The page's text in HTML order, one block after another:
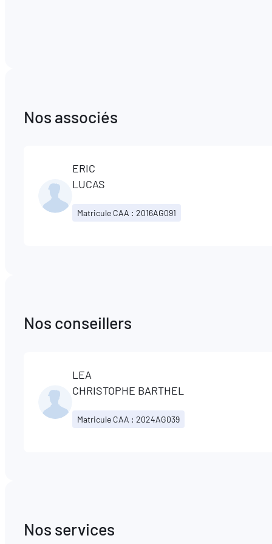
Nos associés
ERIC
LUCAS
Matricule CAA : 2016AG091
Nos conseillers
LEA
CHRISTOPHE BARTHEL
Matricule CAA : 2024AG039
Nos services